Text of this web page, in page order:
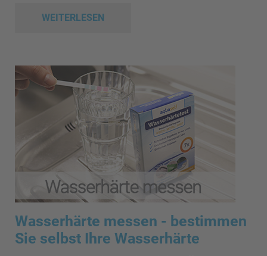
WEITERLESEN
Wasserhärte messen - bestimmen
Sie selbst Ihre Wasserhärte